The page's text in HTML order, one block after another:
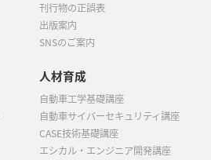
刊行物の正誤表
出版案内
SNSのご案内
人材育成
自動車工学基礎講座
自動車サイバーセキュリティ講座
CASE技術基礎講座
エシカル・エンジニア開発講座